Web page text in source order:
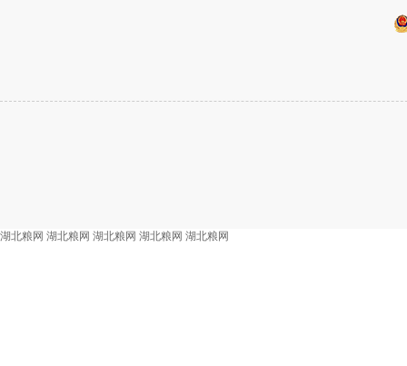
湖北粮网 湖北粮网 湖北粮网 湖北粮网 湖北粮网